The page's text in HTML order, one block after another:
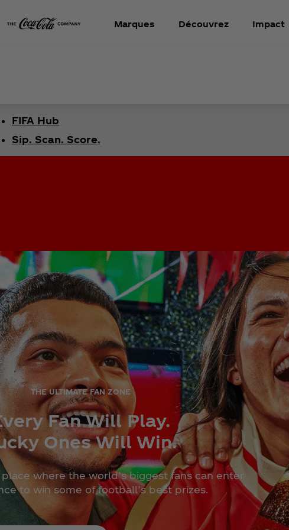
Marques Découvrez Impact
FIFA Hub
Sip. Scan. Score.
THE ULTIMATE FAN ZONE
Fan Will Play.
Ones Will Win.
where the world’s biggest fans can enter
to win some of football’s best prizes.